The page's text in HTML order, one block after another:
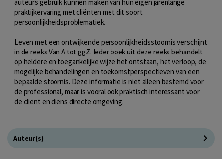
auteurs gebruik kunnen maken van hun eigen jarenlange
praktijkervaring met cliënten met dit soort
persoonlijkheidsproblematiek.
Leven met een ontwijkende persoonlijkheidsstoornis verschijnt
in de reeks Van A tot ggZ. Ieder boek uit deze reeks behandelt
op heldere en toegankelijke wijze het ontstaan, het verloop, de
mogelijke behandelingen en toekomstperspectieven van een
bepaalde stoornis. Deze informatie is niet alleen bestemd voor
de professional, maar is vooral ook praktisch interessant voor
de cliënt en diens directe omgeving.
Auteur(s)